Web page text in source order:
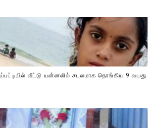
வீட்டு யன்னலில் சடலமாக தொங்கிய 9 வயது